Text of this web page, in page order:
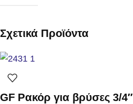
Σχετικά Προϊόντα
GF Ρακόρ για βρύσες 3/4″